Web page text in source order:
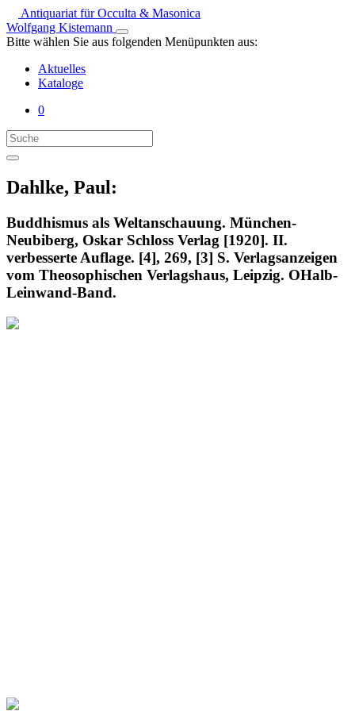
Antiquariat für Occulta & Masonica
Wolfgang Kistemann
Bitte wählen Sie aus folgenden Menüpunkten aus:
Aktuelles
Kataloge
0
Dahlke, Paul:
Buddhismus als Weltanschauung. München-
Neubiberg, Oskar Schloss Verlag [1920]. II.
verbesserte Auflage. [4], 269, [3] S. Verlagsanzeigen
vom Theosophischen Verlagshaus, Leipzig. OHalb-
Leinwand-Band.